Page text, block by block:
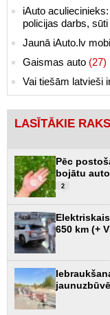
iAuto
policijas darbs,
Jaunā iAuto.lv
Gaismas auto (27)
Vai tiešām latvieši
LASĪTĀKIE
Pēc
bojātu
2
650 km (+